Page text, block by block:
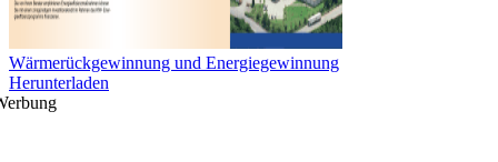
Wärmerückgewinnung und Energiegewinnung
Herunterladen